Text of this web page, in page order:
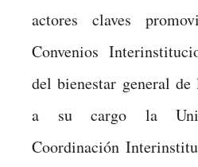
actores claves
Convenios
del bienestar general
a su cargo la
Coordinación